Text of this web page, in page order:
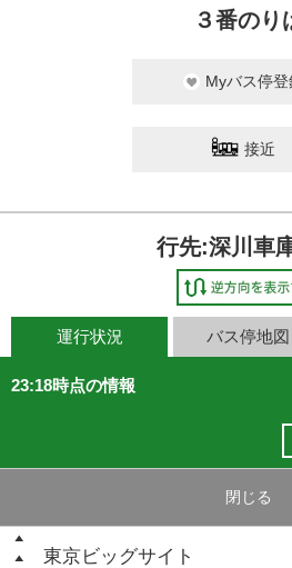
３番のり
Myバス停登
接近
行先:深川車
運行状況 バス停地図
23:18時点の情報
閉じる
東京ビッグサイト